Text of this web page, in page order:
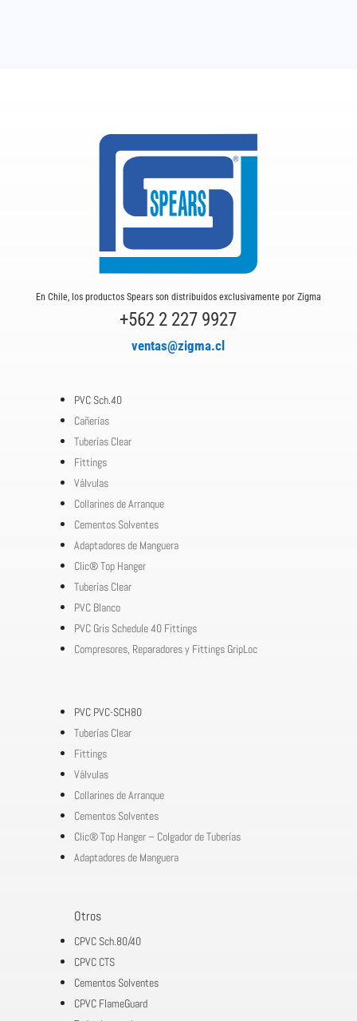
En Chile, los productos Spears son distribuidos exclusivamente por Zigma
+562 2 227 9927
ventas@zigma.cl
PVC Sch.40
Cañerías
Tuberías Clear
Fittings
Válvulas
Collarines de Arranque
Cementos Solventes
Adaptadores de Manguera
Clic® Top Hanger
Tuberías Clear
PVC Blanco
PVC Gris Schedule 40 Fittings
Compresores, Reparadores y Fittings GripLoc
PVC PVC-SCH80
Tuberías Clear
Fittings
Válvulas
Collarines de Arranque
Cementos Solventes
Clic® Top Hanger – Colgador de Tuberías
Adaptadores de Manguera
Otros
CPVC Sch.80/40
CPVC CTS
Cementos Solventes
CPVC FlameGuard